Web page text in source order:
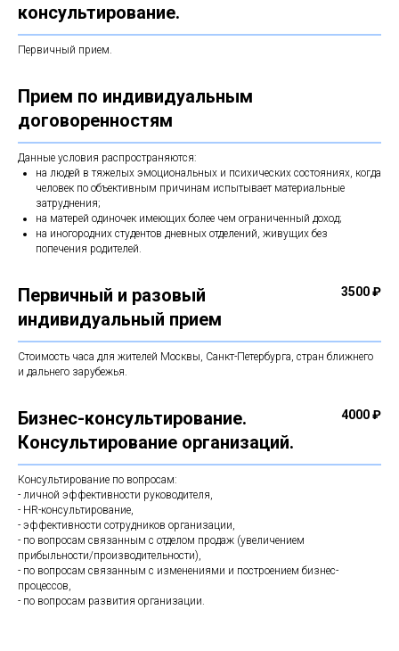
консультирование.
Первичный прием.
Прием по индивидуальным
договоренностям
Данные условия распространяются:
на людей в тяжелых эмоциональных и психических состояниях, когда
человек по объективным причинам испытывает материальные
затруднения;
на матерей одиночек имеющих более чем ограниченный доход;
на иногородних студентов дневных отделений, живущих без
попечения родителей.
Первичный и разовый
индивидуальный прием
3500 ₽
Стоимость часа для жителей Москвы, Санкт-Петербурга, стран ближнего
и дальнего зарубежья.
Бизнес-консультирование.
Консультирование организаций.
4000 ₽
Консультирование по вопросам:
- личной эффективности руководителя,
- HR-консультирование,
- эффективности сотрудников организации,
- по вопросам связанным с отделом продаж (увеличением
прибыльности/производительности),
- по вопросам связанным с изменениями и построением бизнес-
процессов,
- по вопросам развития организации.